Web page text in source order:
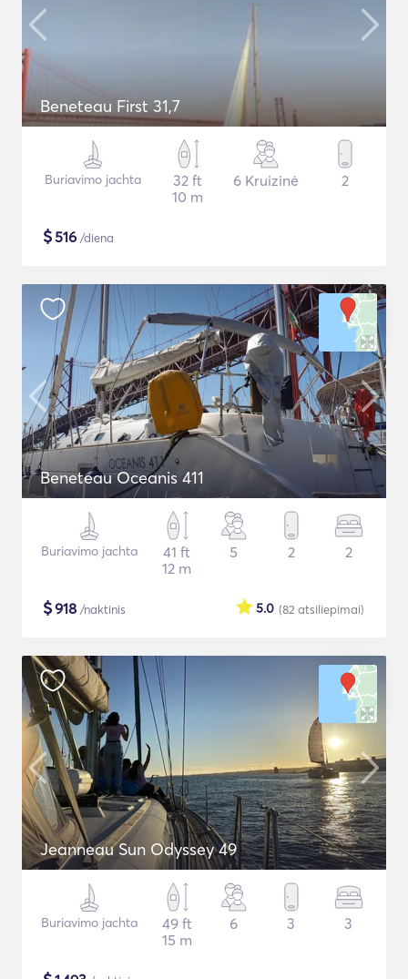
Beneteau First 31,7
Buriavimo jachta
32 ft
10 m
6 Kruizinė 2
$516 /diena
Beneteau Oceanis 411
Buriavimo jachta
41 ft
12 m
5 2 2
$918 /naktinis (82 atsiliepimai)
5.0
Jeanneau Sun Odyssey 49
Buriavimo jachta
49 ft
15 m
6 3 3